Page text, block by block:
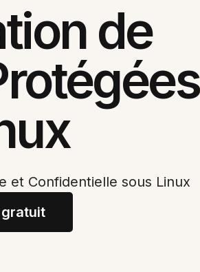
de
et Confidentielle sous Linux